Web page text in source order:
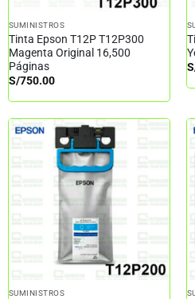
SUMINISTROS
Tinta Epson T12P T12P300
Magenta Original 16,500
Páginas
S/750.00
SUMINISTROS